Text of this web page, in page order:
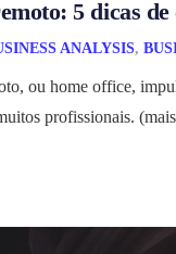
5 dicas de
ANALYSIS,
ou home office,
profissionais.